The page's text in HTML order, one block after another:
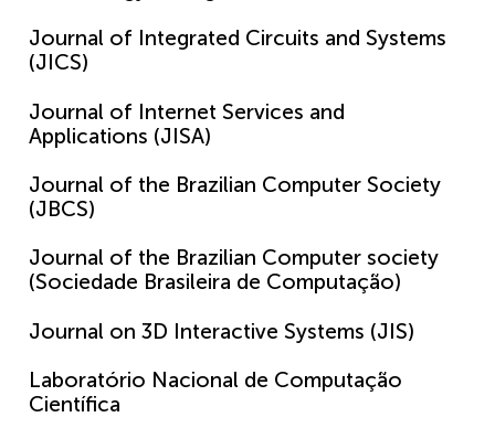
Journal of Integrated Circuits and Systems
(JICS)
Journal of Internet Services and
Applications (JISA)
Journal of the Brazilian Computer Society
(JBCS)
Journal of the Brazilian Computer society
(Sociedade Brasileira de Computação)
Journal on 3D Interactive Systems (JIS)
Laboratório Nacional de Computação
Científica